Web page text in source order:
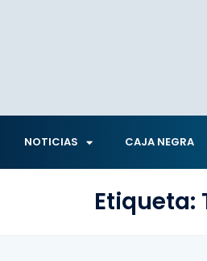
NOTICIAS CAJA NEGRA
Etiqueta: